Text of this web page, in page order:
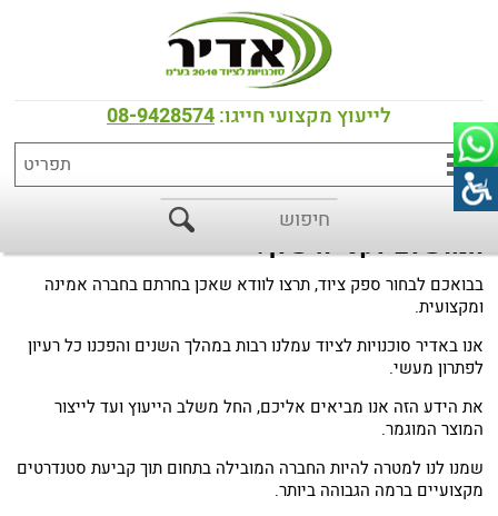
לייעוץ מקצועי חייגו:08-9428574
דף הבית>למה לבחור בנו
למה לבחור בנו
אדיר סוכנויות לציוד למאפיות בע"מ, המקום
המושלם לקנייה שלך!
בבואכם לבחור ספק ציוד, תרצו לוודא שאכן בחרתם בחברה אמינה
ומקצועית.
אנו באדיר סוכנויות לציוד עמלנו רבות במהלך השנים והפכנו כל רעיון
לפתרון מעשי.
את הידע הזה אנו מביאים אליכם, החל משלב הייעוץ ועד לייצור
המוצר המוגמר.
שמנו לנו למטרה להיות החברה המובילה בתחום תוך קביעת סטנדרטים
מקצועיים ברמה הגבוהה ביותר.